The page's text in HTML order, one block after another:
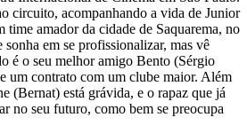
circuito, acompanhando a vida de Junior
time amador da cidade de Saquarema, no
em se profissionalizar, mas vê
é o seu melhor amigo Bento (Sérgio
um contrato com um clube maior. Além
(Bernat) está grávida, e o rapaz que já
no seu futuro, como bem se preocupa